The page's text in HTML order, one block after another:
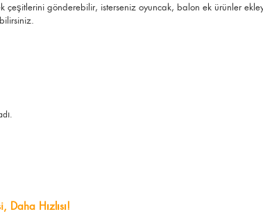
çeşitlerini gönderebilir, isterseniz oyuncak, balon ek ürünler
Hızlısı!